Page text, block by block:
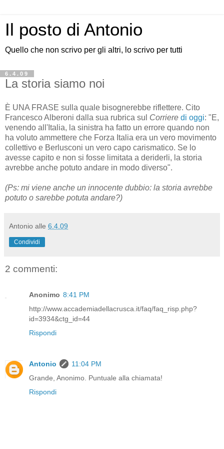
Il posto di Antonio
Quello che non scrivo per gli altri, lo scrivo per tutti
6.4.09
La storia siamo noi
È UNA FRASE sulla quale bisognerebbe riflettere. Cito
Francesco Alberoni dalla sua rubrica sul Corriere di oggi: "E,
venendo all'Italia, la sinistra ha fatto un errore quando non
ha voluto ammettere che Forza Italia era un vero movimento
collettivo e Berlusconi un vero capo carismatico. Se lo
avesse capito e non si fosse limitata a deriderli, la storia
avrebbe anche potuto andare in modo diverso".
(Ps: mi viene anche un innocente dubbio: la storia avrebbe
potuto o sarebbe potuta andare?)
Antonio alle 6.4.09
Condividi
2 commenti:
Anonimo 8:41 PM
http://www.accademiadellacrusca.it/faq/faq_risp.php?
id=3934&ctg_id=44
Rispondi
Antonio
11:04 PM
Grande, Anonimo. Puntuale alla chiamata!
Rispondi